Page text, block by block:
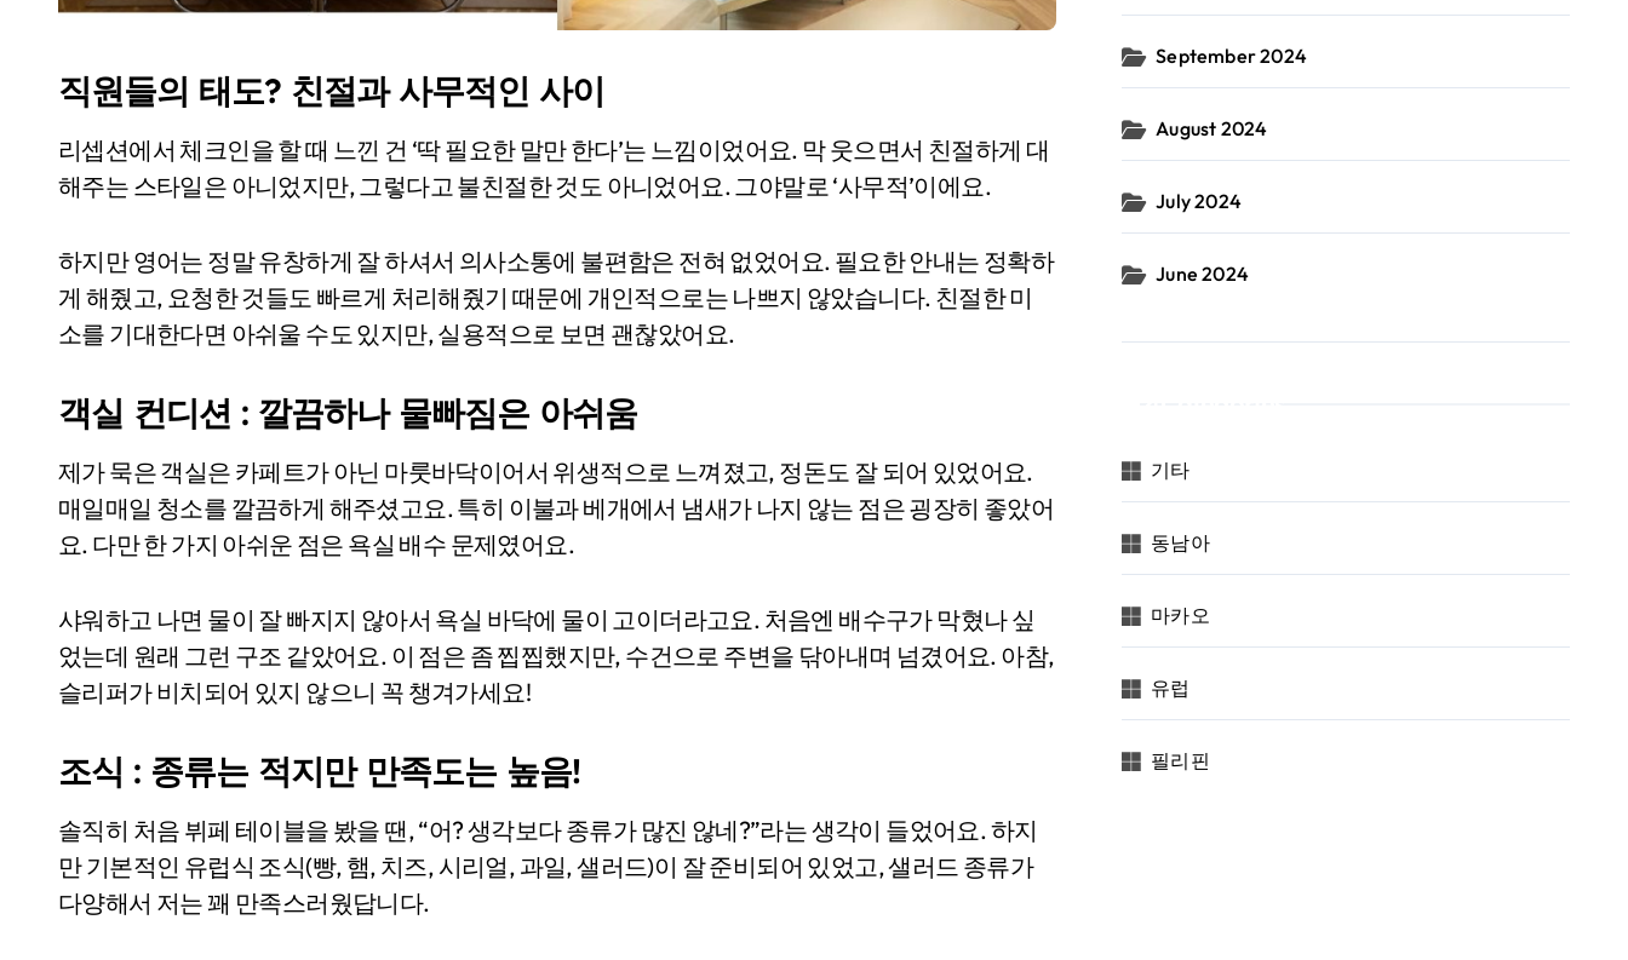
직원들의 태도? 친절과 사무적인 사이
리셉션에서 체크인을 할 때 느낀 건 ‘딱 필요한 말만 한다’는 느낌이었어요. 막 웃으면서 친절하게 대
해주는 스타일은 아니었지만, 그렇다고 불친절한 것도 아니었어요. 그야말로 ‘사무적’이에요.
하지만 영어는 정말 유창하게 잘 하셔서 의사소통에 불편함은 전혀 없었어요. 필요한 안내는 정확하
게 해줬고, 요청한 것들도 빠르게 처리해줬기 때문에 개인적으로는 나쁘지 않았습니다. 친절한 미
소를 기대한다면 아쉬울 수도 있지만, 실용적으로 보면 괜찮았어요.
객실 컨디션 : 깔끔하나 물빠짐은 아쉬움
제가 묵은 객실은 카페트가 아닌 마룻바닥이어서 위생적으로 느껴졌고, 정돈도 잘 되어 있었어요.
매일매일 청소를 깔끔하게 해주셨고요. 특히 이불과 베개에서 냄새가 나지 않는 점은 굉장히 좋았어
요. 다만 한 가지 아쉬운 점은 욕실 배수 문제였어요.
샤워하고 나면 물이 잘 빠지지 않아서 욕실 바닥에 물이 고이더라고요. 처음엔 배수구가 막혔나 싶
었는데 원래 그런 구조 같았어요. 이 점은 좀 찝찝했지만, 수건으로 주변을 닦아내며 넘겼어요. 아참,
슬리퍼가 비치되어 있지 않으니 꼭 챙겨가세요!
조식 : 종류는 적지만 만족도는 높음!
솔직히 처음 뷔페 테이블을 봤을 땐, “어? 생각보다 종류가 많진 않네?”라는 생각이 들었어요. 하지
만 기본적인 유럽식 조식(빵, 햄, 치즈, 시리얼, 과일, 샐러드)이 잘 준비되어 있었고, 샐러드 종류가
다양해서 저는 꽤 만족스러웠답니다.
September 2024
August 2024
July 2024
June 2024
기타
동남아
마카오
유럽
필리핀